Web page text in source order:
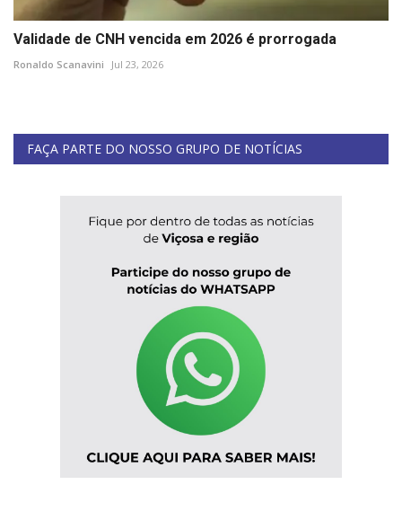
Validade de CNH vencida em 2026 é prorrogada
Ronaldo Scanavini Jul 23, 2026
FAÇA PARTE DO NOSSO GRUPO DE NOTÍCIAS